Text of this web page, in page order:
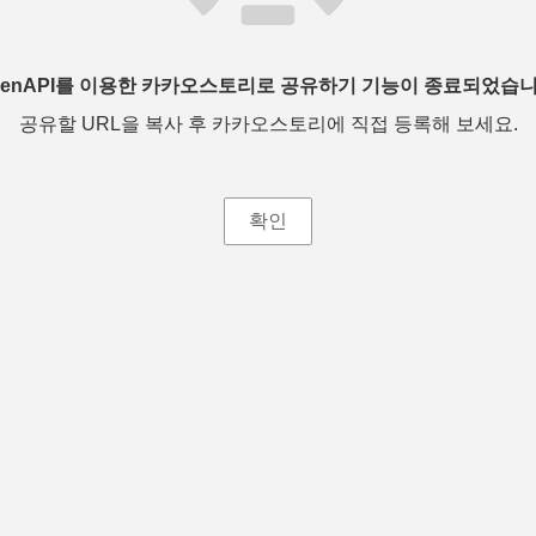
를 이용한 카카오스토리로 공유하기 기능이 종료되었습
공유할 URL을 복사 후 카카오스토리에 직접 등록해 보세요.
확인